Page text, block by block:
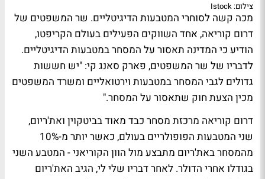
צילום: Istock
מכה קשה לסוחרי המטבעות הדיגיטליים. שר המשפטים של
דרום קוריאה, אחד השווקים הפעילים בעולם הקריפטו,
הודיע כי המדינה תאסור על המסחר במטבעות הדיגיטליים.
לדבריו של שר המשפטים, פארק סאנג קי: "יש חששות
גדולים לגבי המסחר במטבעות וירטואליים ומשרד המשפטים
מכין הצעת חוק שתאסור על המסחר."
דרום קוריאה מרכזת מסחר כבד מאוד בביטקוין ואת'ריום,
שני המטבעות הפופולריים בעולם, כאשר יותר מ-10%
מהמסחר באת'ריום מתבצע מול הוון הקוריאני - המטבע השני
בגודלו אחרי הדולר. לאחר דבריו שלי לי, הגיב האת'ריום